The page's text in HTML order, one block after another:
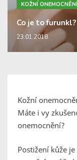
KOŽNÍ ONEMOCNĚNÍ
Co je to furunkl?
23.01.2018
Kožní
Máte i vy
onemocnění?
Postižení kůže